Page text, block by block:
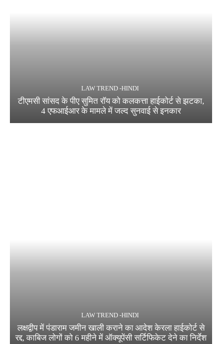
LAW TREND -HINDI
टीएमसी सांसद के पीए सुमित रॉय को कलकत्ता हाईकोर्ट से झटका,
4 एफआईआर के मामले में जल्द सुनवाई से इनकार
LAW TREND -HINDI
लक्षद्वीप में पंडाराम जमीन खाली कराने का आदेश केरला हाईकोर्ट से
रद्द, काबिज लोगों को 6 महीने में ऑक्यूपेंसी सर्टिफिकेट देने का निर्देश